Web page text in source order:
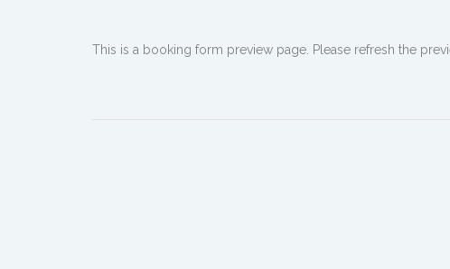
This is a booking form preview page. Please refresh the